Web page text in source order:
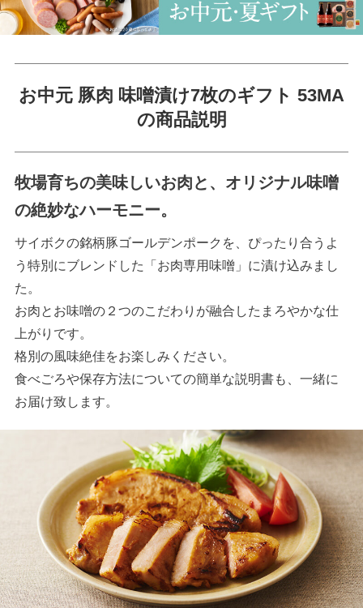
お中元 豚肉 味噌漬け7枚のギフト 53MA
の商品説明
牧場育ちの美味しいお肉と、オリジナル味噌
の絶妙なハーモニー。
サイボクの銘柄豚ゴールデンポークを、ぴったり合うよ
う特別にブレンドした「お肉専用味噌」に漬け込みまし
た。
お肉とお味噌の２つのこだわりが融合したまろやかな仕
上がりです。
格別の風味絶佳をお楽しみください。
食べごろや保存方法についての簡単な説明書も、一緒に
お届け致します。